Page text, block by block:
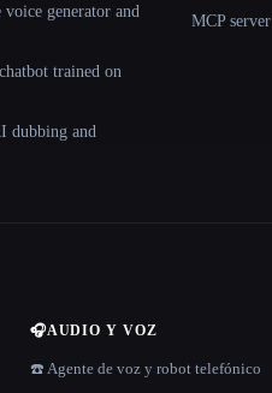
generator and
trained on
dubbing and
MCP server
🎧AUDIO Y VOZ
☎️ Agente de voz y robot telefónico